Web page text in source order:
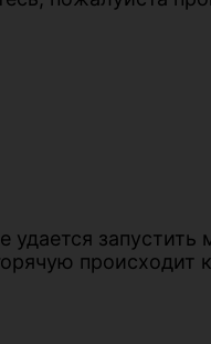
удается
происходит